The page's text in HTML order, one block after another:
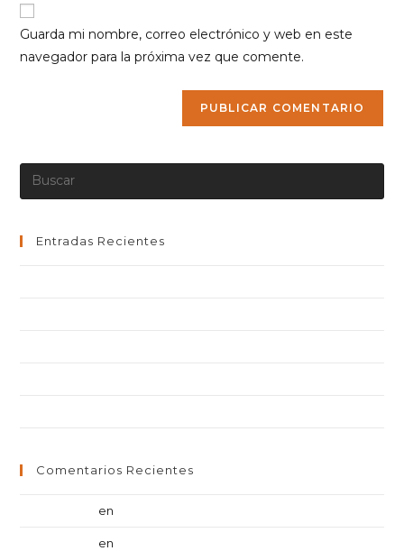
para
comentar
electrónico
para
comentar
Guarda mi nombre, correo electrónico y web en este
navegador para la próxima vez que comente.
Entradas Recientes
Comentarios Recientes
en
en